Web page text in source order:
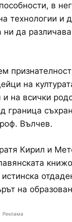
в
технологии и
ни да
на
на всички
граница
Вълчев.
Кирил и
на
Реклама